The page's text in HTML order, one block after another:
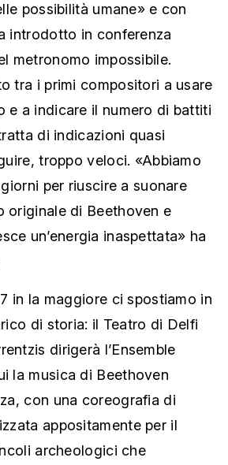
possibilità umane» e con
introdotto in conferenza
metronomo impossibile.
tra i primi compositori a usare
e a indicare il numero di battiti
di indicazioni quasi
troppo veloci. «Abbiamo
per riuscire a suonare
originale di Beethoven e
un’energia inaspettata» ha
in la maggiore ci spostiamo in
di storia: il Teatro di Delfi
dirigerà l’Ensemble
la musica di Beethoven
con una coreografia di
appositamente per il
archeologici che